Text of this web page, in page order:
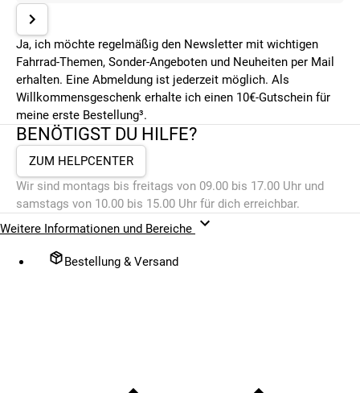
Ja, ich möchte regelmäßig den Newsletter mit wichtigen
Fahrrad-Themen, Sonder-Angeboten und Neuheiten per Mail
erhalten. Eine Abmeldung ist jederzeit möglich. Als
Willkommensgeschenk erhalte ich einen 10€-Gutschein für
meine erste Bestellung³.
BENÖTIGST DU HILFE?
ZUM HELPCENTER
Wir sind montags bis freitags von 09.00 bis 17.00 Uhr und
samstags von 10.00 bis 15.00 Uhr für dich erreichbar.
Weitere Informationen und Bereiche
Bestellung & Versand